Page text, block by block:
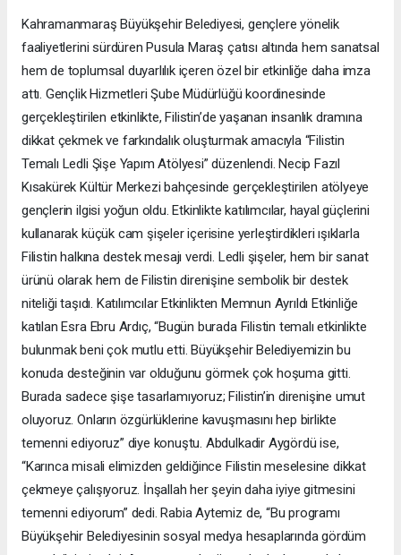
Kahramanmaraş Büyükşehir Belediyesi, gençlere yönelik
faaliyetlerini sürdüren Pusula Maraş çatısı altında hem sanatsal
hem de toplumsal duyarlılık içeren özel bir etkinliğe daha imza
attı. Gençlik Hizmetleri Şube Müdürlüğü koordinesinde
gerçekleştirilen etkinlikte, Filistin’de yaşanan insanlık dramına
dikkat çekmek ve farkındalık oluşturmak amacıyla “Filistin
Temalı Ledli Şişe Yapım Atölyesi” düzenlendi. Necip Fazıl
Kısakürek Kültür Merkezi bahçesinde gerçekleştirilen atölyeye
gençlerin ilgisi yoğun oldu. Etkinlikte katılımcılar, hayal güçlerini
kullanarak küçük cam şişeler içerisine yerleştirdikleri ışıklarla
Filistin halkına destek mesajı verdi. Ledli şişeler, hem bir sanat
ürünü olarak hem de Filistin direnişine sembolik bir destek
niteliği taşıdı. Katılımcılar Etkinlikten Memnun Ayrıldı Etkinliğe
katılan Esra Ebru Ardıç, “Bugün burada Filistin temalı etkinlikte
bulunmak beni çok mutlu etti. Büyükşehir Belediyemizin bu
konuda desteğinin var olduğunu görmek çok hoşuma gitti.
Burada sadece şişe tasarlamıyoruz; Filistin’in direnişine umut
oluyoruz. Onların özgürlüklerine kavuşmasını hep birlikte
temenni ediyoruz” diye konuştu. Abdulkadir Aygördü ise,
“Karınca misali elimizden geldiğince Filistin meselesine dikkat
çekmeye çalışıyoruz. İnşallah her şeyin daha iyiye gitmesini
temenni ediyorum” dedi. Rabia Aytemiz de, “Bu programı
Büyükşehir Belediyesinin sosyal medya hesaplarında gördüm